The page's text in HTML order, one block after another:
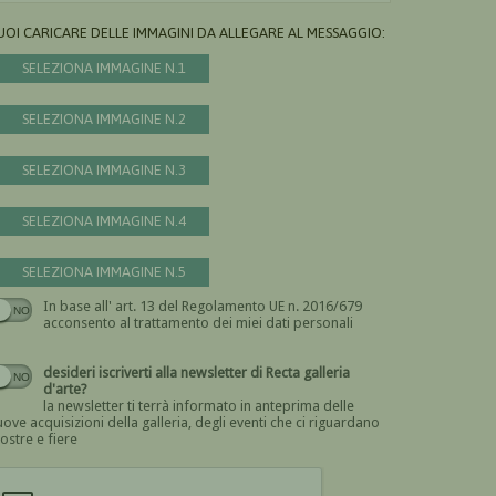
CARICARE DELLE IMMAGINI DA ALLEGARE AL MESSAGGIO:
SELEZIONA IMMAGINE N.1
SELEZIONA IMMAGINE N.2
SELEZIONA IMMAGINE N.3
SELEZIONA IMMAGINE N.4
SELEZIONA IMMAGINE N.5
In base all' art. 13 del Regolamento UE n. 2016/679
acconsento al trattamento dei miei dati personali
Devi dare il consenso
desideri iscriverti alla newsletter di Recta galleria
d'arte?
la newsletter ti terrà informato in anteprima delle
acquisizioni della galleria, degli eventi che ci riguardano
e fiere